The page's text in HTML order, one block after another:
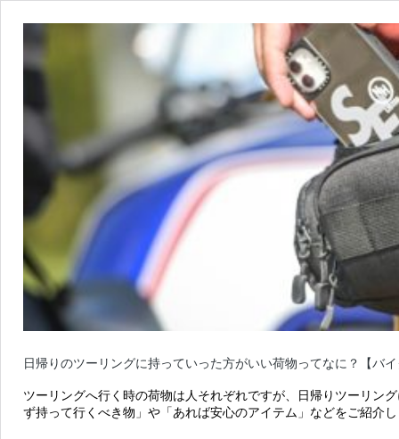
日帰りのツーリングに持っていった方がいい荷物ってなに？【バ
ツーリングへ行く時の荷物は人それぞれですが、日帰りツーリン
ず持って行くべき物」や「あれば安心のアイテム」などをご紹介